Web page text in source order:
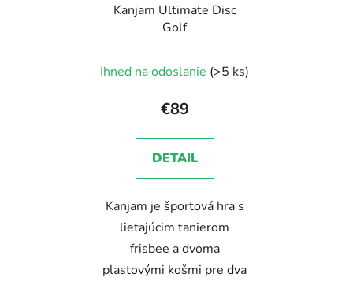
Kanjam Ultimate Disc
Golf
Ihneď na odoslanie (>5 ks)
€89
DETAIL
Kanjam je športová hra s
lietajúcim tanierom
frisbee a dvoma
plastovými košmi pre dva